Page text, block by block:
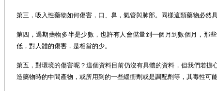
第三，吸入性藥物如何傷害，口、鼻，氣管與肺部。同樣這類藥物必然
第四，過期藥物多半是少數，也許有人會儲量到一個月到數個月，那
低，對人體的傷害，是相當的少。
第五，對環境的傷害呢？這個資料目前仍沒有具體的資料，但我們若擔
造藥物時的中間產物，或所用到的一些緩衝劑或是調配劑等，其毒性可